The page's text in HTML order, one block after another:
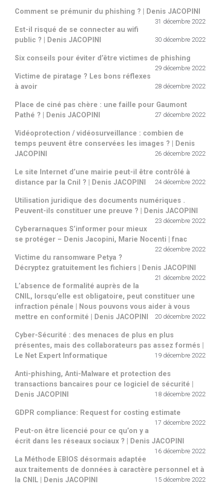
Comment se prémunir du phishing ? | Denis JACOPINI
31 décembre 2022
Est-il risqué de se connecter au wifi
public ? | Denis JACOPINI
30 décembre 2022
Six conseils pour éviter d’être victimes de phishing
29 décembre 2022
Victime de piratage ? Les bons réflexes
à avoir
28 décembre 2022
Place de ciné pas chère : une faille pour Gaumont
Pathé ? | Denis JACOPINI
27 décembre 2022
Vidéoprotection / vidéosurveillance : combien de
temps peuvent être conservées les images ? | Denis
JACOPINI
26 décembre 2022
Le site Internet d’une mairie peut-il être contrôlé à
distance par la Cnil ? | Denis JACOPINI
24 décembre 2022
Utilisation juridique des documents numériques .
Peuvent-ils constituer une preuve ? | Denis JACOPINI
23 décembre 2022
Cyberarnaques S’informer pour mieux
se protéger – Denis Jacopini, Marie Nocenti | fnac
22 décembre 2022
Victime du ransomware Petya ?
Décryptez gratuitement les fichiers | Denis JACOPINI
21 décembre 2022
L’absence de formalité auprès de la
CNIL, lorsqu’elle est obligatoire, peut constituer une
infraction pénale | Nous pouvons vous aider à vous
mettre en conformité | Denis JACOPINI
20 décembre 2022
Cyber-Sécurité : des menaces de plus en plus
présentes, mais des collaborateurs pas assez formés |
Le Net Expert Informatique
19 décembre 2022
Anti-phishing, Anti-Malware et protection des
transactions bancaires pour ce logiciel de sécurité |
Denis JACOPINI
18 décembre 2022
GDPR compliance: Request for costing estimate
17 décembre 2022
Peut-on être licencié pour ce qu’on y a
écrit dans les réseaux sociaux ? | Denis JACOPINI
16 décembre 2022
La Méthode EBIOS désormais adaptée
aux traitements de données à caractère personnel et à
la CNIL | Denis JACOPINI
15 décembre 2022